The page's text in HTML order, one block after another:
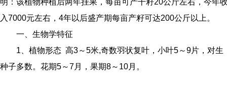
明：该植物种植后两年挂果，每亩可产干籽20公斤左右，今年
入7000元左右，4年以后盛产期每亩产籽可达200公斤以上。
一、生物学特征
1、植物形态 高3～5米,奇数羽状复叶，小叶5～9片，对
种子多数。花期5～7月，果期8～10月。